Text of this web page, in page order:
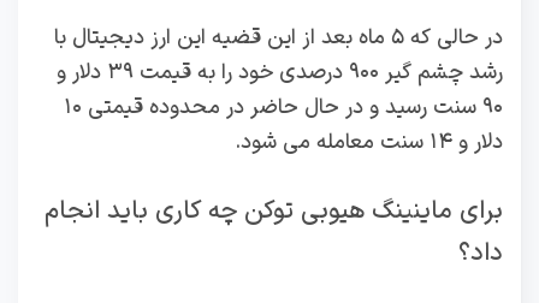
در حالی که ۵ ماه بعد از این قضیه این ارز دیجیتال با
رشد چشم گیر ۹۰۰ درصدی خود را به قیمت ۳۹ دلار و
۹۰ سنت رسید و در حال حاضر در محدوده قیمتی ۱۰
دلار و ۱۴ سنت معامله می‌ شود.
برای ماینینگ هیوبی توکن چه کاری باید انجام
داد؟